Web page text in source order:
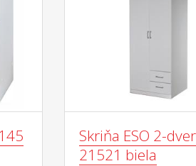
Skriňa ESO 2-
21521 biela